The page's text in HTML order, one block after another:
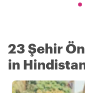
23 Şehir
in